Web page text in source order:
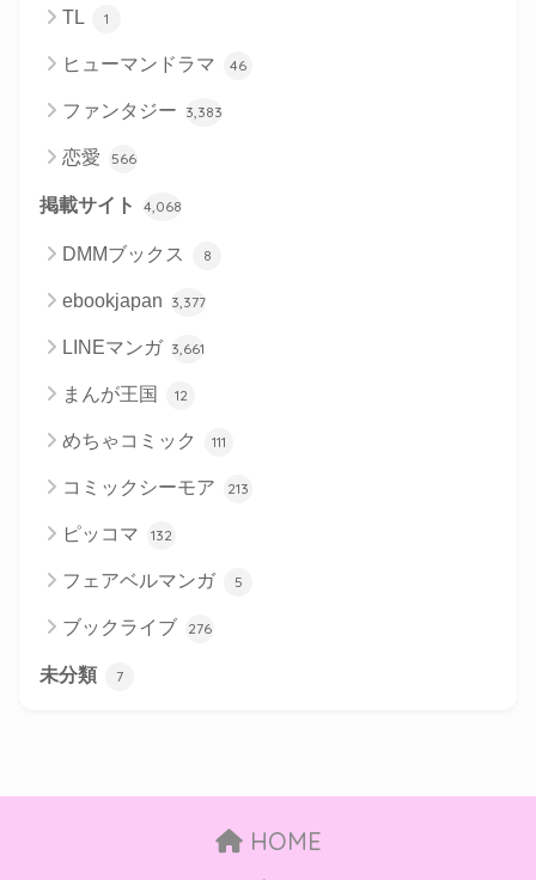
TL 1
ヒューマンドラマ 46
ファンタジー 3,383
恋愛 566
掲載サイト 4,068
DMMブックス 8
ebookjapan 3,377
LINEマンガ 3,661
まんが王国 12
めちゃコミック 111
コミックシーモア 213
ピッコマ 132
フェアベルマンガ 5
ブックライブ 276
未分類 7
HOME